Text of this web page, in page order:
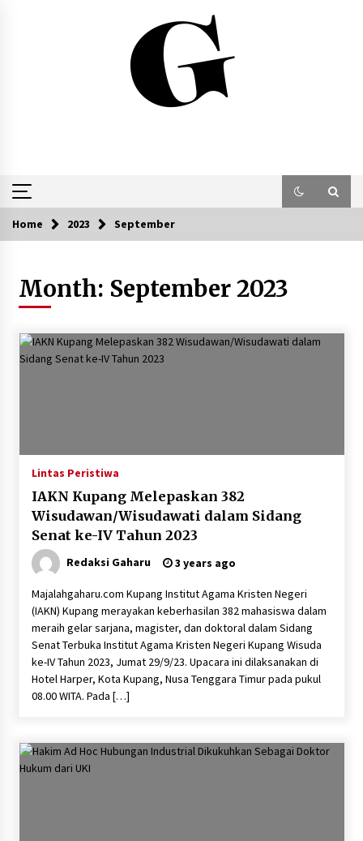
Home 2023 September
Month: September 2023
Lintas Peristiwa
IAKN Kupang Melepaskan 382
Wisudawan/Wisudawati dalam Sidang
Senat ke-IV Tahun 2023
Redaksi Gaharu 3 years ago
Majalahgaharu.com Kupang Institut Agama Kristen Negeri
(IAKN) Kupang merayakan keberhasilan 382 mahasiswa dalam
meraih gelar sarjana, magister, dan doktoral dalam Sidang
Senat Terbuka Institut Agama Kristen Negeri Kupang Wisuda
ke-IV Tahun 2023, Jumat 29/9/23. Upacara ini dilaksanakan di
Hotel Harper, Kota Kupang, Nusa Tenggara Timur pada pukul
08.00 WITA. Pada […]